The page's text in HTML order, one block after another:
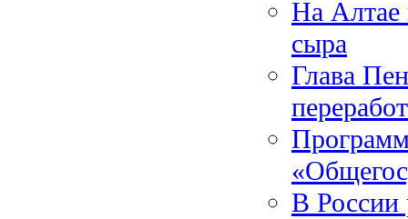
На Алтае
сыра
Глава
В России